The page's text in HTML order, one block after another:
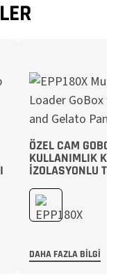
ÖZEL CAM
KULLANIMLIK
İZOLASYONLU
DAHA FAZLA BILGI